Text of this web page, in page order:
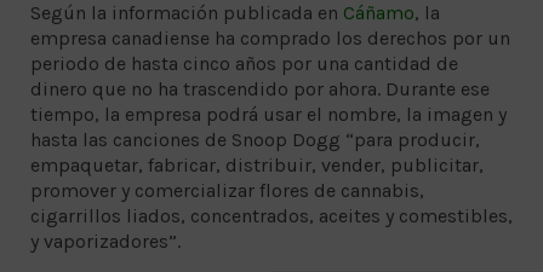
Según la información publicada en Cáñamo, la
empresa canadiense ha comprado los derechos por un
periodo de hasta cinco años por una cantidad de
dinero que no ha trascendido por ahora. Durante ese
tiempo, la empresa podrá usar el nombre, la imagen y
hasta las canciones de Snoop Dogg “para producir,
empaquetar, fabricar, distribuir, vender, publicitar,
promover y comercializar flores de cannabis,
cigarrillos liados, concentrados, aceites y comestibles,
y vaporizadores”.